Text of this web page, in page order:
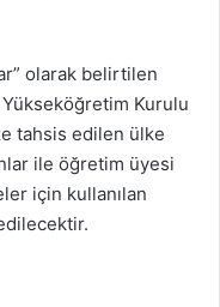
olarak belirtilen
Kurulu
tahsis edilen ülke
ile öğretim üyesi
için kullanılan